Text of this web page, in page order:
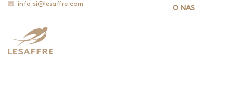
info.si@lesaffre.com
O NAS